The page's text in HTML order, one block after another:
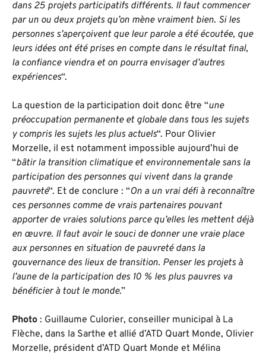
dans 25 projets participatifs différents. Il faut commencer
par un ou deux projets qu’on mène vraiment bien. Si les
personnes s’aperçoivent que leur parole a été écoutée, que
leurs idées ont été prises en compte dans le résultat final,
la confiance viendra et on pourra envisager d’autres
expériences“.
La question de la participation doit donc être “une
préoccupation permanente et globale dans tous les sujets
y compris les sujets les plus actuels“. Pour Olivier
Morzelle, il est notamment impossible aujourd’hui de
“bâtir la transition climatique et environnementale sans la
participation des personnes qui vivent dans la grande
pauvreté“. Et de conclure : “On a un vrai défi à reconnaître
ces personnes comme de vrais partenaires pouvant
apporter de vraies solutions parce qu’elles les mettent déjà
en œuvre. Il faut avoir le souci de donner une vraie place
aux personnes en situation de pauvreté dans la
gouvernance des lieux de transition. Penser les projets à
l’aune de la participation des 10 % les plus pauvres va
bénéficier à tout le monde.”
Photo : Guillaume Culorier, conseiller municipal à La
Flèche, dans la Sarthe et allié d’ATD Quart Monde, Olivier
Morzelle, président d’ATD Quart Monde et Mélina